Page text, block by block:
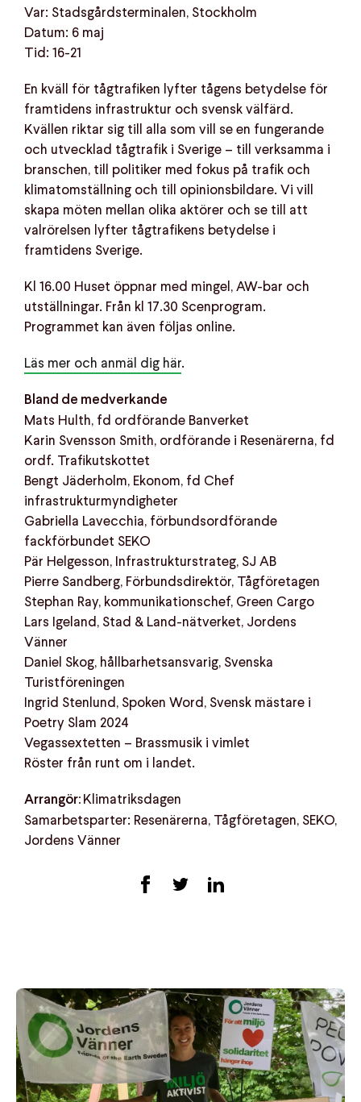
Var: Stadsgårdsterminalen, Stockholm
Datum: 6 maj
Tid: 16-21
En kväll för tågtrafiken lyfter tågens betydelse för
framtidens infrastruktur och svensk välfärd.
Kvällen riktar sig till alla som vill se en fungerande
och utvecklad tågtrafik i Sverige – till verksamma i
branschen, till politiker med fokus på trafik och
klimatomställning och till opinionsbildare. Vi vill
skapa möten mellan olika aktörer och se till att
valrörelsen lyfter tågtrafikens betydelse i
framtidens Sverige.
Kl 16.00 Huset öppnar med mingel, AW-bar och
utställningar. Från kl 17.30 Scenprogram.
Programmet kan även följas online.
Läs mer och anmäl dig här.
Bland de medverkande
Mats Hulth, fd ordförande Banverket
Karin Svensson Smith, ordförande i Resenärerna, fd
ordf. Trafikutskottet
Bengt Jäderholm, Ekonom, fd Chef
infrastrukturmyndigheter
Gabriella Lavecchia, förbundsordförande
fackförbundet SEKO
Pär Helgesson, Infrastrukturstrateg, SJ AB
Pierre Sandberg, Förbundsdirektör, Tågföretagen
Stephan Ray, kommunikationschef, Green Cargo
Lars Igeland, Stad & Land-nätverket, Jordens
Vänner
Daniel Skog, hållbarhetsansvarig, Svenska
Turistföreningen
Ingrid Stenlund, Spoken Word, Svensk mästare i
Poetry Slam 2024
Vegassextetten – Brassmusik i vimlet
Röster från runt om i landet.
Arrangör: Klimatriksdagen
Samarbetsparter: Resenärerna, Tågföretagen, SEKO,
Jordens Vänner